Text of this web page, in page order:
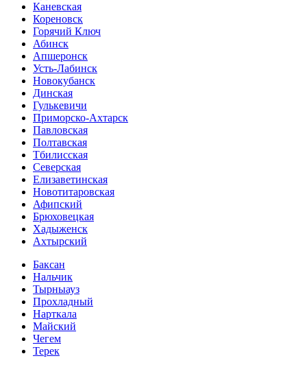
Каневская
Кореновск
Горячий Ключ
Абинск
Апшеронск
Усть-Лабинск
Новокубанск
Динская
Гулькевичи
Приморско-Ахтарск
Павловская
Полтавская
Тбилисская
Северская
Елизаветинская
Новотитаровская
Афипский
Брюховецкая
Хадыженск
Ахтырский
Баксан
Нальчик
Тырныауз
Прохладный
Нарткала
Майский
Чегем
Терек